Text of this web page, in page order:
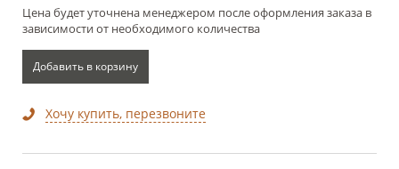
Цена будет уточнена менеджером после оформления заказа в
зависимости от необходимого количества
Добавить в корзину
Хочу купить, перезвоните